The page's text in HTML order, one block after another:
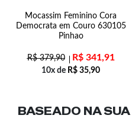
Mocassim Feminino Cora
Democrata em Couro 630105
Pinhao
R$379,90 R$341,91
10x de R$ 35,90
BASEADO NA SUA